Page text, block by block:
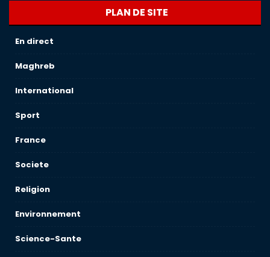
PLAN DE SITE
En direct
Maghreb
International
Sport
France
Societe
Religion
Environnement
Science-Sante